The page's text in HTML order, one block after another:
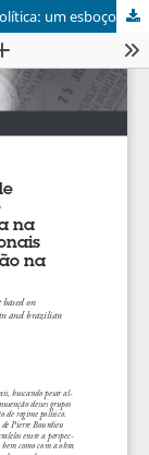
As elites nacionais no processo de transição política: um esboço de uma investigação bourdieuniana na comparação entre as elites nacionais nas transições à redemocratização na Argentina e no Brasil